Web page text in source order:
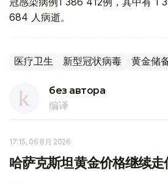
684 人病逝。
医疗卫生 新型冠状病毒 黄金储
без автора
编译
17:15, 06 8月 2026
哈萨克斯坦黄金价格继续走